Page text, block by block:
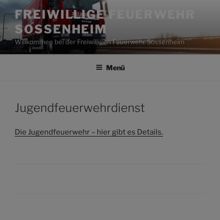
Zum
Inhalt
springen
FREIWILLIGE FEUERWEHR
SOSSENHEIM
Willkommen bei der Freiwilligen Feuerwehr Sossenheim
Menü
Jugendfeuerwehrdienst
Die Jugendfeuerwehr – hier gibt es Details.